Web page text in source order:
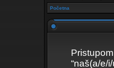
Početna
“naš(a/e/